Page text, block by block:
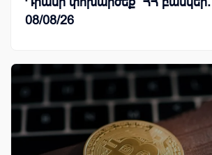
08/08/26